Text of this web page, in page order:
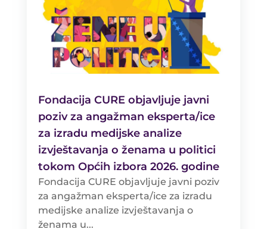
Fondacija CURE objavljuje javni
poziv za angažman eksperta/ice
za izradu medijske analize
izvještavanja o ženama u politici
tokom Općih izbora 2026. godine
Fondacija CURE objavljuje javni poziv
za angažman eksperta/ice za izradu
medijske analize izvještavanja o
ženama u...